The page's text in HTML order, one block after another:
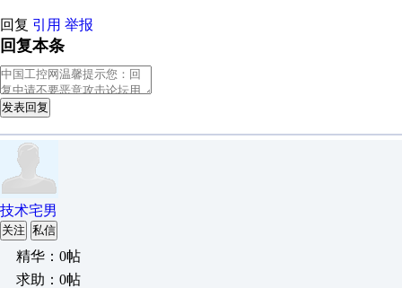
回复 引用 举报
回复本条
发表回复
技术宅男
关注 私信
精华：0帖
求助：0帖